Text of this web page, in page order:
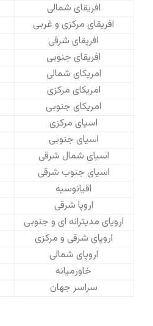
افریقای شمالی
افریقای مرکزی و غربی
افریقای شرقی
افریقای جنوبی
امریکای شمالی
امریکای مرکزی
امریکای جنوبی
اسیای مرکزی
اسیای جنوبی
اسیای شمال شرقی
اسیای جنوب شرقی
اقیانوسیه
اروپا شرقی
اروپای مدیترانه ای و جنوبی
اروپای شرقی و مرکزی
اروپای شمالی
خاورمیانه
سراسر جهان